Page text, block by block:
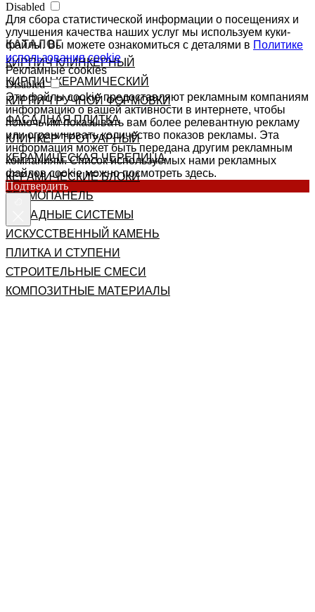
КАТАЛОГ
КИРПИЧ КЛИНКЕРНЫЙ
КИРПИЧ КЕРАМИЧЕСКИЙ
КИРПИЧ РУЧНОЙ ФОРМОВКИ
ФАСАДНАЯ ПЛИТКА
КЛИНКЕР ТРОТУАРНЫЙ
КЕРАМИЧЕСКАЯ ЧЕРЕПИЦА
КЕРАМИЧЕСКИЕ БЛОКИ
ТЕРМОПАНЕЛЬ
ФАСАДНЫЕ СИСТЕМЫ
ИСКУССТВЕННЫЙ КАМЕНЬ
ПЛИТКА И СТУПЕНИ
СТРОИТЕЛЬНЫЕ СМЕСИ
КОМПОЗИТНЫЕ МАТЕРИАЛЫ
Disabled
Для сбора статистической информации о посещениях и
улучшения качества наших услуг мы используем куки-
файлы. Вы можете ознакомиться с деталями в Политике
использования cookie
Рекламные cookies
Disabled
Эти файлы cookie предоставляют рекламным компаниям
информацию о вашей активности в интернете, чтобы
помочь им показывать вам более релевантную рекламу
или ограничивать количество показов рекламы. Эта
информация может быть передана другим рекламным
компаниям. Список используемых нами рекламных
файлов cookie можно посмотреть здесь.
Подтвердить